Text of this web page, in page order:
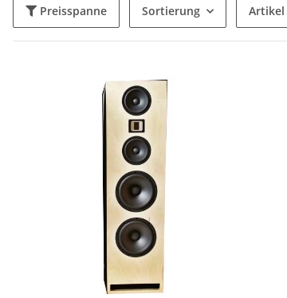
Preisspanne Sortierung Artikel